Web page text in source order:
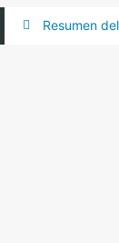
Resumen